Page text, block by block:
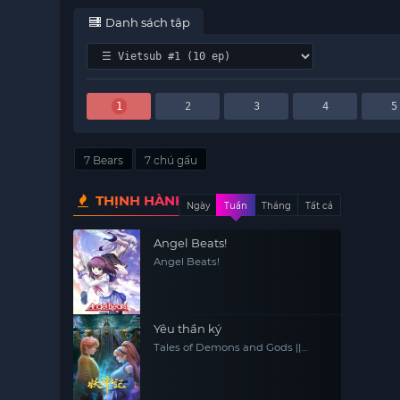
Danh sách tập
1 2 3 4 5
7 Bears 7 chú gấu
THỊNH HÀNH Ngày Tuần Tháng Tất cả
Angel Beats!
Angel Beats!
Yêu thần ký
Tales of Demons and Gods ||